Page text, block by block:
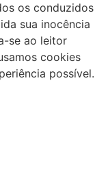
os conduzidos
sua inocência
se ao leitor
cookies
possível.